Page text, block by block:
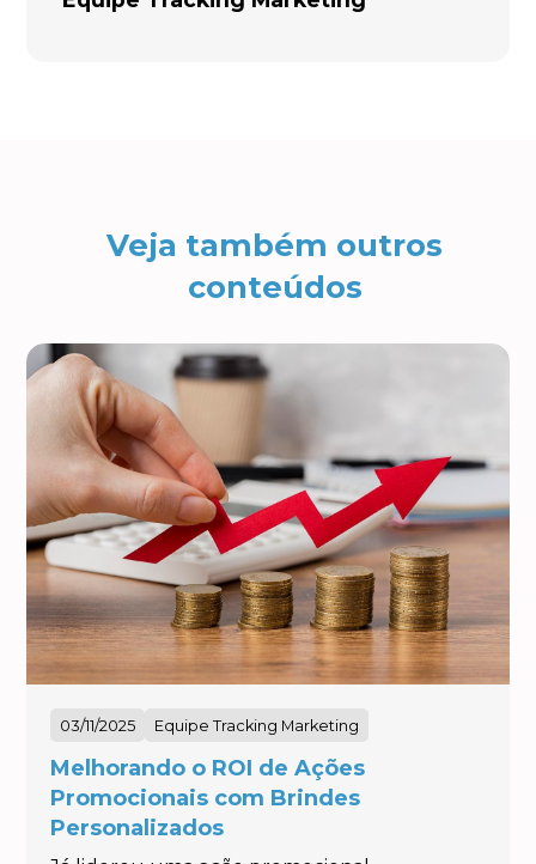
Veja também outros
conteúdos
03/11/2025 Equipe Tracking Marketing
Melhorando o ROI de Ações
Promocionais com Brindes
Personalizados